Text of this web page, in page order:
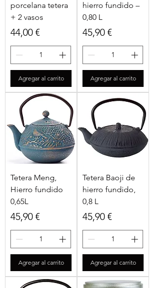
porcelana tetera
+ 2 vasos
Precio
44,00 €
Agregar al carrito
hierro fundido –
0,80 L
Precio
45,90 €
Agregar al carrito
Tetera Meng,
Hierro fundido
0,65L
Precio
45,90 €
Agregar al carrito
Tetera Baoji de
hierro fundido,
0,8 L
Precio
45,90 €
Agregar al carrito